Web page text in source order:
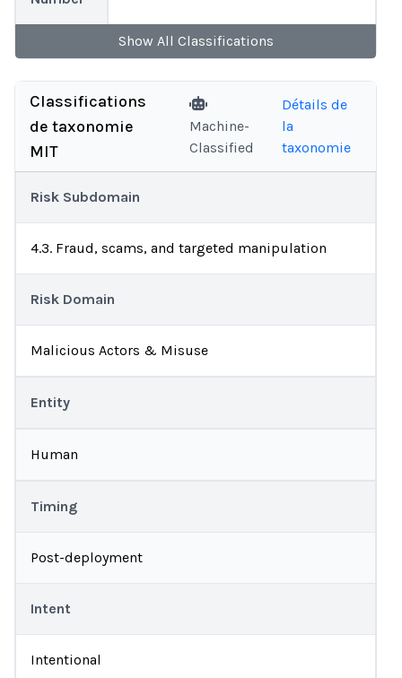
Show All Classifications
Classifications
de taxonomie
MIT
Machine-
Classified
Détails de
la
taxonomie
Risk Subdomain
4.3. Fraud, scams, and targeted manipulation
Risk Domain
Malicious Actors & Misuse
Entity
Human
Timing
Post-deployment
Intent
Intentional